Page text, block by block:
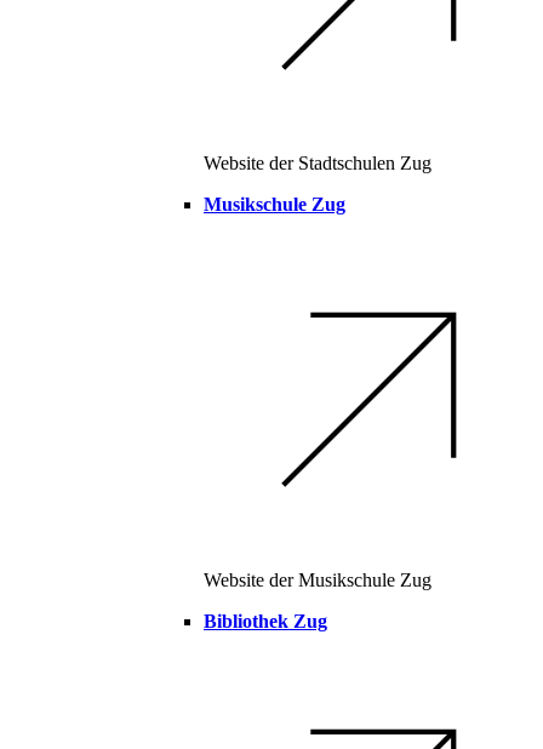
Website der Stadtschulen Zug
Musikschule Zug
Website der Musikschule Zug
Bibliothek Zug